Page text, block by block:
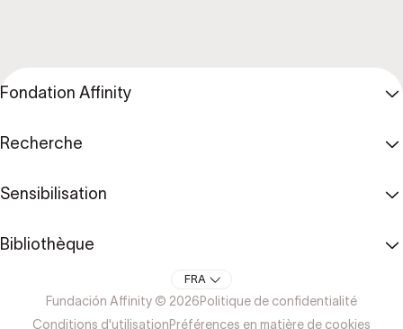
Fondation Affinity
Recherche
Sensibilisation
Bibliothèque
FRA
Fundación Affinity © 2026Politique de confidentialité
Conditions d'utilisationPréférences en matière de cookies